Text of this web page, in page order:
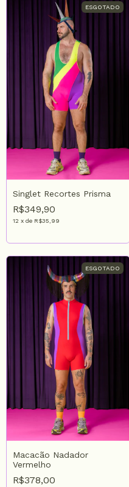
ESGOTADO
Singlet Recortes Prisma
R$349,90
12 x de R$35,99
ESGOTADO
Macacão Nadador
Vermelho
R$378,00